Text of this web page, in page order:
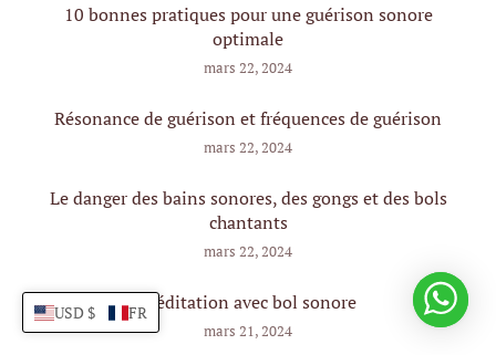
USD $ FR
10 bonnes pratiques pour une guérison sonore
optimale
mars 22, 2024
Résonance de guérison et fréquences de guérison
mars 22, 2024
Le danger des bains sonores, des gongs et des bols
chantants
mars 22, 2024
Méditation avec bol sonore
mars 21, 2024